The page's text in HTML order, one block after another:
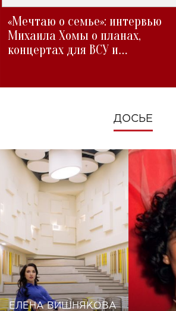
«Мечтаю о семье»: интервью
Михаила Хомы о планах,
концертах для ВСУ и
ДОСЬЕ
ЕЛЕНА ВИШНЯКОВА